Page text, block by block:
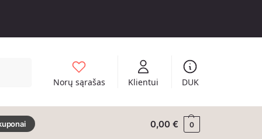
Norų sąrašas Klientui DUK
0,00€ 0